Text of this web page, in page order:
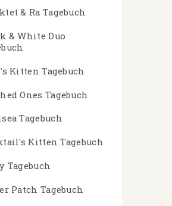
& Ra Tagebuch
& White Duo
Kitten Tagebuch
Ones Tagebuch
Tagebuch
Kitten Tagebuch
Tagebuch
Patch Tagebuch